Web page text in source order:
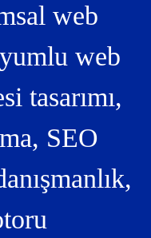
web
web
tasarımı,
SEO